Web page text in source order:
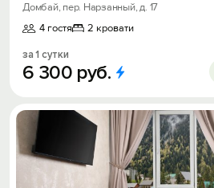
Домбай, пер. Нарзанный, д. 17
4 гостя
2 кровати
за 1 сутки
6 300 руб.